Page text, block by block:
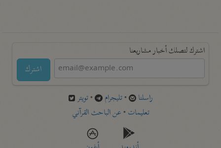
اشترك لتصلك أخبار مشاريعنا
اشترك
راسلنا •تليجرام •تويتر
تعليمات •عن الباحث القرآني